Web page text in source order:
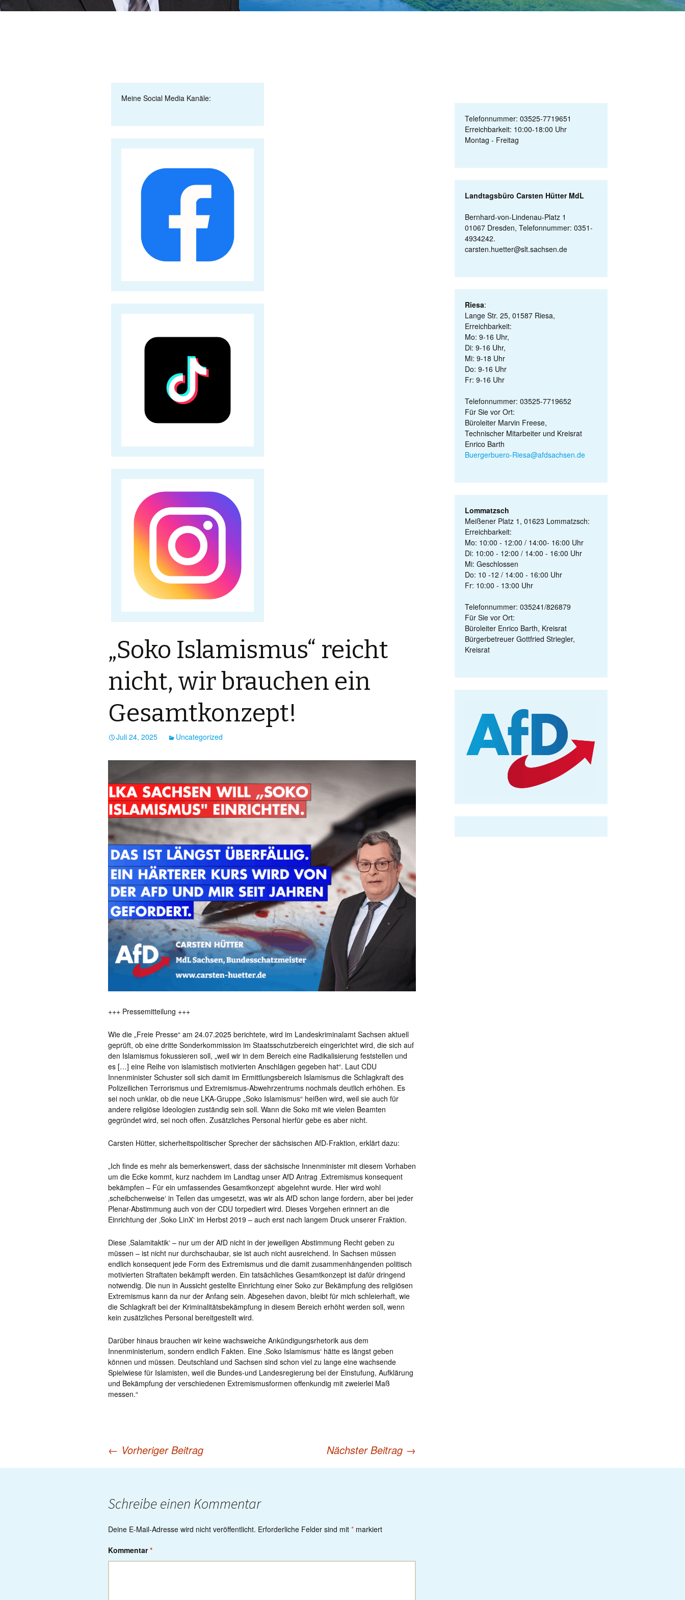
Meine Social Media Kanäle:
„Soko Islamismus“ reicht
nicht, wir brauchen ein
Gesamtkonzept!
Juli 24, 2025 Uncategorized
+++ Pressemitteilung +++
Wie die „Freie Presse“ am 24.07.2025 berichtete, wird im Landeskriminalamt Sachsen aktuell
geprüft, ob eine dritte Sonderkommission im Staatsschutzbereich eingerichtet wird, die sich auf
den Islamismus fokussieren soll, „weil wir in dem Bereich eine Radikalisierung feststellen und
es […] eine Reihe von islamistisch motivierten Anschlägen gegeben hat“. Laut CDU
Innenminister Schuster soll sich damit im Ermittlungsbereich Islamismus die Schlagkraft des
Polizeilichen Terrorismus und Extremismus-Abwehrzentrums nochmals deutlich erhöhen. Es
sei noch unklar, ob die neue LKA-Gruppe „Soko Islamismus“ heißen wird, weil sie auch für
andere religiöse Ideologien zuständig sein soll. Wann die Soko mit wie vielen Beamten
gegründet wird, sei noch offen. Zusätzliches Personal hierfür gebe es aber nicht.
Carsten Hütter, sicherheitspolitischer Sprecher der sächsischen AfD-Fraktion, erklärt dazu:
„Ich finde es mehr als bemerkenswert, dass der sächsische Innenminister mit diesem Vorhaben
um die Ecke kommt, kurz nachdem im Landtag unser AfD Antrag ‚Extremismus konsequent
bekämpfen – Für ein umfassendes Gesamtkonzept‘ abgelehnt wurde. Hier wird wohl
‚scheibchenweise‘ in Teilen das umgesetzt, was wir als AfD schon lange fordern, aber bei jeder
Plenar-Abstimmung auch von der CDU torpediert wird. Dieses Vorgehen erinnert an die
Einrichtung der ‚Soko LinX‘ im Herbst 2019 – auch erst nach langem Druck unserer Fraktion.
Diese ‚Salamitaktik‘ – nur um der AfD nicht in der jeweiligen Abstimmung Recht geben zu
müssen – ist nicht nur durchschaubar, sie ist auch nicht ausreichend. In Sachsen müssen
endlich konsequent jede Form des Extremismus und die damit zusammenhängenden politisch
motivierten Straftaten bekämpft werden. Ein tatsächliches Gesamtkonzept ist dafür dringend
notwendig. Die nun in Aussicht gestellte Einrichtung einer Soko zur Bekämpfung des religiösen
Extremismus kann da nur der Anfang sein. Abgesehen davon, bleibt für mich schleierhaft, wie
die Schlagkraft bei der Kriminalitätsbekämpfung in diesem Bereich erhöht werden soll, wenn
kein zusätzliches Personal bereitgestellt wird.
Darüber hinaus brauchen wir keine wachsweiche Ankündigungsrhetorik aus dem
Innenministerium, sondern endlich Fakten. Eine ‚Soko Islamismus‘ hätte es längst geben
können und müssen. Deutschland und Sachsen sind schon viel zu lange eine wachsende
Spielwiese für Islamisten, weil die Bundes-und Landesregierung bei der Einstufung, Aufklärung
und Bekämpfung der verschiedenen Extremismusformen offenkundig mit zweierlei Maß
messen.“
← Vorheriger Beitrag Nächster Beitrag →
Schreibe einen Kommentar
Deine E-Mail-Adresse wird nicht veröffentlicht. Erforderliche Felder sind mit * markiert
Kommentar*
Telefonnummer: 03525-7719651
Erreichbarkeit: 10:00-18:00 Uhr
Montag - Freitag
Landtagsbüro Carsten Hütter MdL
Bernhard-von-Lindenau-Platz 1
01067 Dresden, Telefonnummer: 0351-
4934242.
carsten.huetter@slt.sachsen.de
Riesa:
Lange Str. 25, 01587 Riesa,
Erreichbarkeit:
Mo: 9-16 Uhr,
Di: 9-16 Uhr,
Mi: 9-18 Uhr
Do: 9-16 Uhr
Fr: 9-16 Uhr
Telefonnummer: 03525-7719652
Für Sie vor Ort:
Büroleiter Marvin Freese,
Technischer Mitarbeiter und Kreisrat
Enrico Barth
Buergerbuero-Riesa@afdsachsen.de
Lommatzsch
Meißener Platz 1, 01623 Lommatzsch:
Erreichbarkeit:
Mo: 10:00 - 12:00 / 14:00- 16:00 Uhr
Di: 10:00 - 12:00 / 14:00 - 16:00 Uhr
Mi: Geschlossen
Do: 10 -12 / 14:00 - 16:00 Uhr
Fr: 10:00 - 13:00 Uhr
Telefonnummer: 035241/826879
Für Sie vor Ort:
Büroleiter Enrico Barth, Kreisrat
Bürgerbetreuer Gottfried Striegler,
Kreisrat